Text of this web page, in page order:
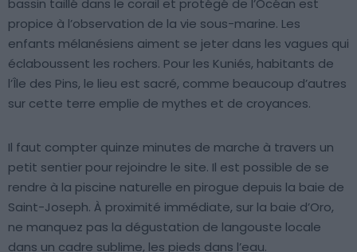
bassin taillé dans le corail et protégé de l’Océan est
propice à l’observation de la vie sous-marine. Les
enfants mélanésiens aiment se jeter dans les vagues qui
éclaboussent les rochers. Pour les Kuniés, habitants de
l’Île des Pins, le lieu est sacré, comme beaucoup d’autres
sur cette terre emplie de mythes et de croyances.
Il faut compter quinze minutes de marche à travers un
petit sentier pour rejoindre le site. Il est possible de se
rendre à la piscine naturelle en pirogue depuis la baie de
Saint-Joseph. À proximité immédiate, sur la baie d’Oro,
ne manquez pas la dégustation de langouste locale
dans un cadre sublime, les pieds dans l’eau.